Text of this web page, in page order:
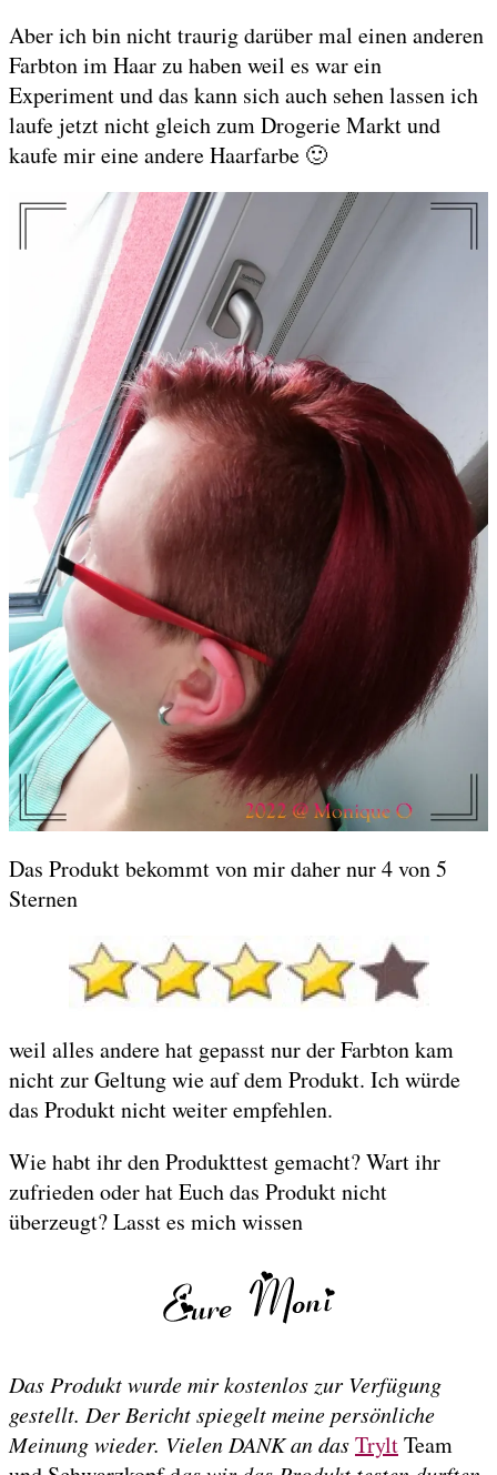
Aber ich bin nicht traurig darüber mal einen anderen
Farbton im Haar zu haben weil es war ein
Experiment und das kann sich auch sehen lassen ich
laufe jetzt nicht gleich zum Drogerie Markt und
kaufe mir eine andere Haarfarbe 🙂
Das Produkt bekommt von mir daher nur 4 von 5
Sternen
weil alles andere hat gepasst nur der Farbton kam
nicht zur Geltung wie auf dem Produkt. Ich würde
das Produkt nicht weiter empfehlen.
Wie habt ihr den Produkttest gemacht? Wart ihr
zufrieden oder hat Euch das Produkt nicht
überzeugt? Lasst es mich wissen
Das Produkt wurde mir kostenlos zur Verfügung
gestellt. Der Bericht spiegelt meine persönliche
Meinung wieder. Vielen DANK an dasTryltTeam